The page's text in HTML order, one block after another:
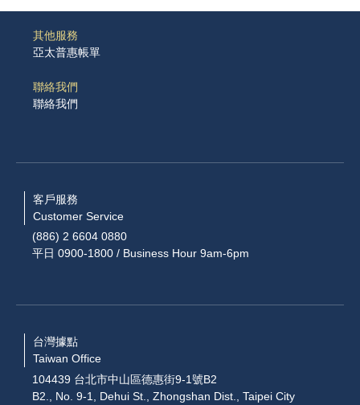
其他服務
亞太普惠帳單
聯絡我們
聯絡我們
客戶服務
Customer Service
(886) 2 6604 0880
平日 0900-1800 / Business Hour 9am-6pm
台灣據點
Taiwan Office
104439 台北市中山區德惠街9-1號B2
B2., No. 9-1, Dehui St., Zhongshan Dist., Taipei City